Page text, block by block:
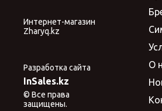
Интернет-магазин
Zharyq.kz
Разработка сайта
InSales.kz
© Все права
защищены.
О